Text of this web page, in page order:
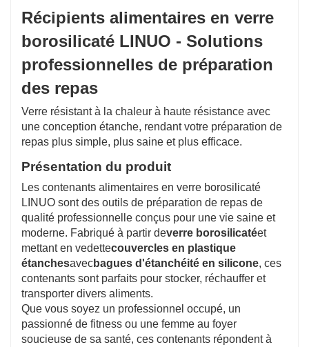
Idéal pour préparer vos repas et gagner de la place.
Récipients alimentaires en verre
borosilicaté LINUO - Solutions
professionnelles de préparation
des repas
Verre résistant à la chaleur à haute résistance avec
une conception étanche, rendant votre préparation de
repas plus simple, plus saine et plus efficace.
Présentation du produit
Les contenants alimentaires en verre borosilicaté
LINUO sont des outils de préparation de repas de
qualité professionnelle conçus pour une vie saine et
moderne. Fabriqué à partir deverre borosilicatéet
mettant en vedettecouvercles en plastique
étanchesavecbagues d'étanchéité en silicone, ces
contenants sont parfaits pour stocker, réchauffer et
transporter divers aliments.
Que vous soyez un professionnel occupé, un
passionné de fitness ou une femme au foyer
soucieuse de sa santé, ces contenants répondent à